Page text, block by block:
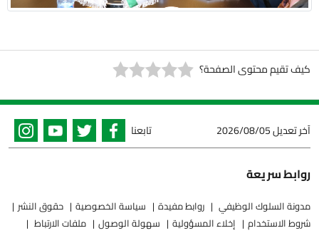
كيف تقيم محتوى الصفحة؟
آخر تعديل2026/08/05 تابعنا
روابط سريعة
مدونة السلوك الوظيفي روابط مفيدة سياسة الخصوصية
حقوق النشر
شروط الاستخدام
إخلاء المسؤولية سهولة الوصول ملفات الارتباط